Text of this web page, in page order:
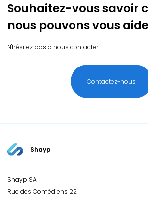
Souhaitez-vous savoir
nous pouvons vous
N'hésitez pas à nous contacter
Contactez-nous
Shayp
Shayp SA
Rue des Comédiens 22